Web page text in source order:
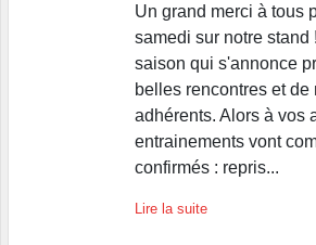
Un grand merci à tous
samedi sur notre stand
saison qui s'annonce
belles rencontres et de
adhérents. Alors à vos
entrainements vont
confirmés : repris...
Lire la suite